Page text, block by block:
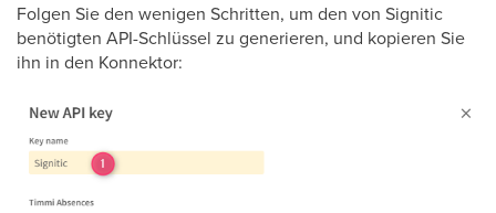
Folgen Sie den wenigen Schritten, um den von Signitic
benötigten API-Schlüssel zu generieren, und kopieren Sie
ihn in den Konnektor: